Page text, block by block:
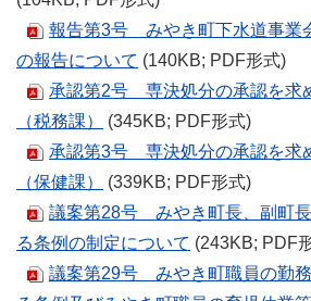
報告第3号 みやき町下水道事業
の報告について (140KB; PDF形式)
承認第2号 専決処分の承認を求
（税務課）
(345KB; PDF形式)
承認第3号 専決処分の承認を求
（保健課）
(339KB; PDF形式)
議案第28号 みやき町長、副町
る条例の制定について (243KB; PDF
議案第29号 みやき町職員の勤